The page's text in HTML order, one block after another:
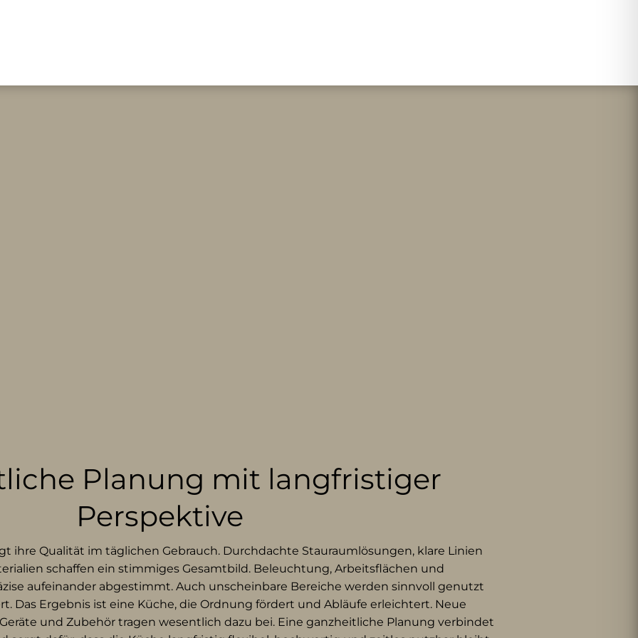
Planung mit langfristiger
Perspektive
ihre Qualität im täglichen Gebrauch. Durchdachte Stauraumlösungen, klare Linien
schaffen ein stimmiges Gesamtbild. Beleuchtung, Arbeitsflächen und
aufeinander abgestimmt. Auch unscheinbare Bereiche werden sinnvoll genutzt
Das Ergebnis ist eine Küche, die Ordnung fördert und Abläufe erleichtert. Neue
und Zubehör tragen wesentlich dazu bei. Eine ganzheitliche Planung verbindet